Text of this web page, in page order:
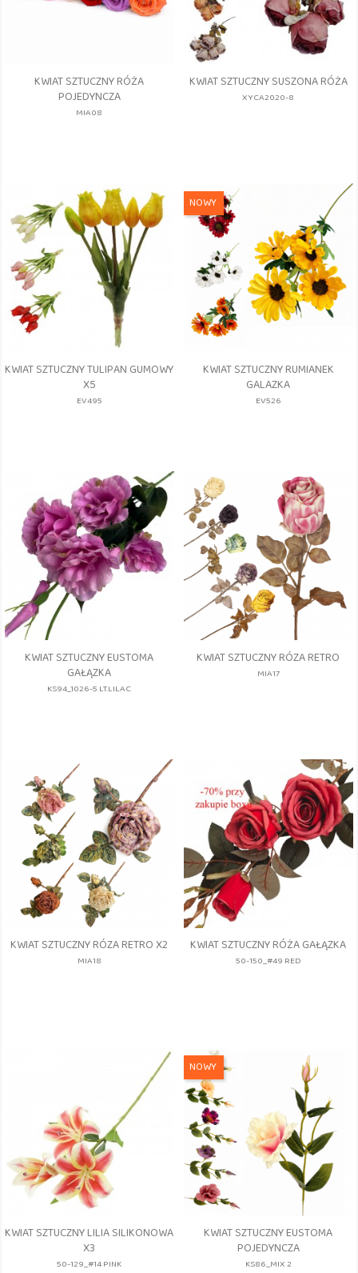
KWIAT SZTUCZNY RÓŻA
POJEDYNCZA
MIA08
KWIAT SZTUCZNY SUSZONA RÓŻA
XYCA2020-8
KWIAT SZTUCZNY TULIPAN GUMOWY
X5
EV495
KWIAT SZTUCZNY RUMIANEK
GALAZKA
EV526
NOWY
KWIAT SZTUCZNY EUSTOMA
GAŁĄZKA
KS94_1026-5 LT.LILAC
KWIAT SZTUCZNY RÓZA RETRO
MIA17
KWIAT SZTUCZNY RÓZA RETRO X2
MIA18
KWIAT SZTUCZNY RÓŻA GAŁĄZKA
50-150_#49 RED
KWIAT SZTUCZNY LILIA SILIKONOWA
X3
50-129_#14 PINK
KWIAT SZTUCZNY EUSTOMA
POJEDYNCZA
KS86_MIX 2
NOWY